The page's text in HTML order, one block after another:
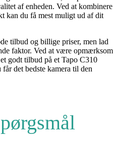
af enheden. Ved at kombinere
kan du få mest muligt ud af dit
tilbud og billige priser, men lad
faktor. Ved at være opmærksom
godt tilbud på et Tapo C310
det bedste kamera til den